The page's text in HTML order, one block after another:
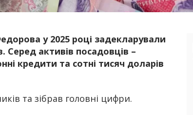
у 2025 році задекларували
Серед активів посадовців –
кредити та сотні тисяч доларів
та зібрав головні цифри.